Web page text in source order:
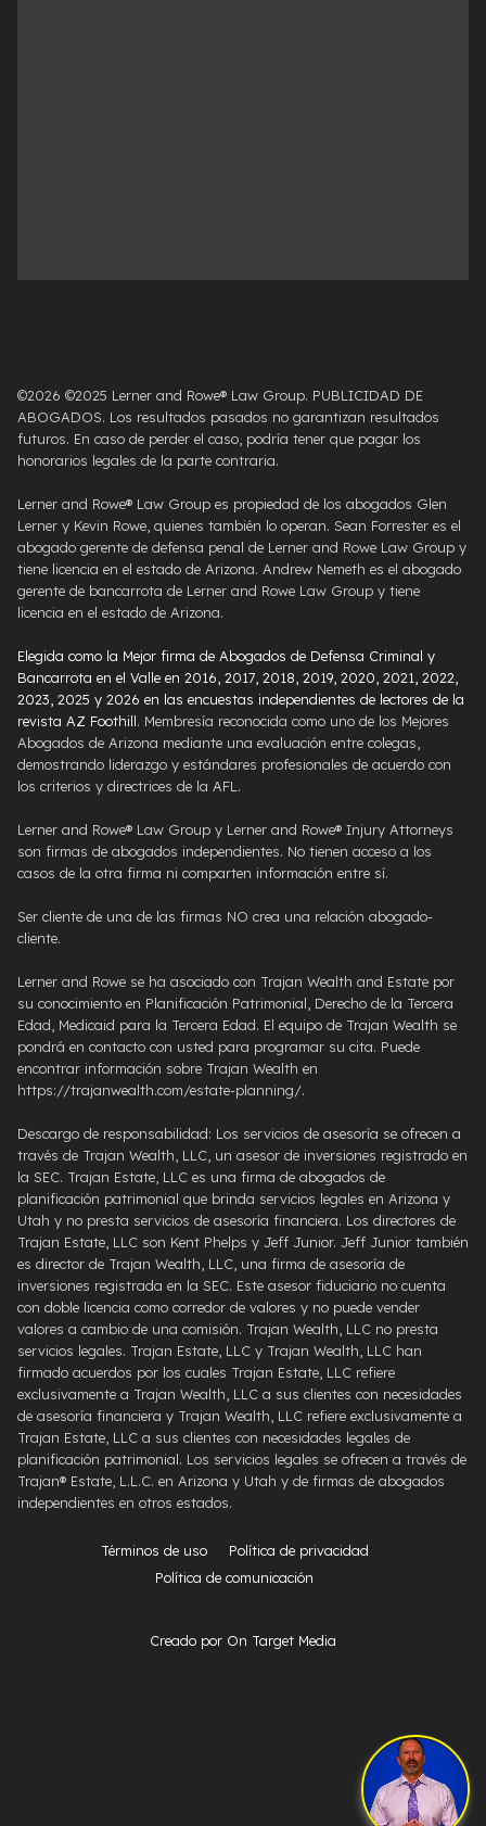
©2026 ©2025 Lerner and Rowe® Law Group. PUBLICIDAD DE
ABOGADOS. Los resultados pasados ​​no garantizan resultados
futuros. En caso de perder el caso, podría tener que pagar los
honorarios legales de la parte contraria.
Lerner and Rowe® Law Group es propiedad de los abogados Glen
Lerner y Kevin Rowe, quienes también lo operan. Sean Forrester es el
abogado gerente de defensa penal de Lerner and Rowe Law Group y
tiene licencia en el estado de Arizona. Andrew Nemeth es el abogado
gerente de bancarrota de Lerner and Rowe Law Group y tiene
licencia en el estado de Arizona.
Elegida como la Mejor firma de Abogados de Defensa Criminal y
Bancarrota en el Valle en 2016, 2017, 2018, 2019, 2020, 2021, 2022,
2023, 2025 y 2026 en las encuestas independientes de lectores de la
revista AZ Foothill. Membresía reconocida como uno de los Mejores
Abogados de Arizona mediante una evaluación entre colegas,
demostrando liderazgo y estándares profesionales de acuerdo con
los criterios y directrices de la AFL.
Lerner and Rowe® Law Group y Lerner and Rowe® Injury Attorneys
son firmas de abogados independientes. No tienen acceso a los
casos de la otra firma ni comparten información entre sí.
Ser cliente de una de las firmas NO crea una relación abogado-
cliente.
Lerner and Rowe se ha asociado con Trajan Wealth and Estate por
su conocimiento en Planificación Patrimonial, Derecho de la Tercera
Edad, Medicaid para la Tercera Edad. El equipo de Trajan Wealth se
pondrá en contacto con usted para programar su cita. Puede
encontrar información sobre Trajan Wealth en
https://trajanwealth.com/estate-planning/.
Descargo de responsabilidad: Los servicios de asesoría se ofrecen a
través de Trajan Wealth, LLC, un asesor de inversiones registrado en
la SEC. Trajan Estate, LLC es una firma de abogados de
planificación patrimonial que brinda servicios legales en Arizona y
Utah y no presta servicios de asesoría financiera. Los directores de
Trajan Estate, LLC son Kent Phelps y Jeff Junior. Jeff Junior también
es director de Trajan Wealth, LLC, una firma de asesoría de
inversiones registrada en la SEC. Este asesor fiduciario no cuenta
con doble licencia como corredor de valores y no puede vender
valores a cambio de una comisión. Trajan Wealth, LLC no presta
servicios legales. Trajan Estate, LLC y Trajan Wealth, LLC han
firmado acuerdos por los cuales Trajan Estate, LLC refiere
exclusivamente a Trajan Wealth, LLC a sus clientes con necesidades
de asesoría financiera y Trajan Wealth, LLC refiere exclusivamente a
Trajan Estate, LLC a sus clientes con necesidades legales de
planificación patrimonial. Los servicios legales se ofrecen a través de
Trajan® Estate, L.L.C. en Arizona y Utah y de firmas de abogados
independientes en otros estados.
Términos de uso
Política de privacidad
Política de comunicación
Creado por On Target Media